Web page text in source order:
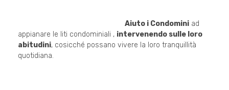
Aiuto i Condominiad
appianare le liti condominiali , intervenendo sulle loro
abitudini, cosicché possano vivere la loro tranquillità
quotidiana.